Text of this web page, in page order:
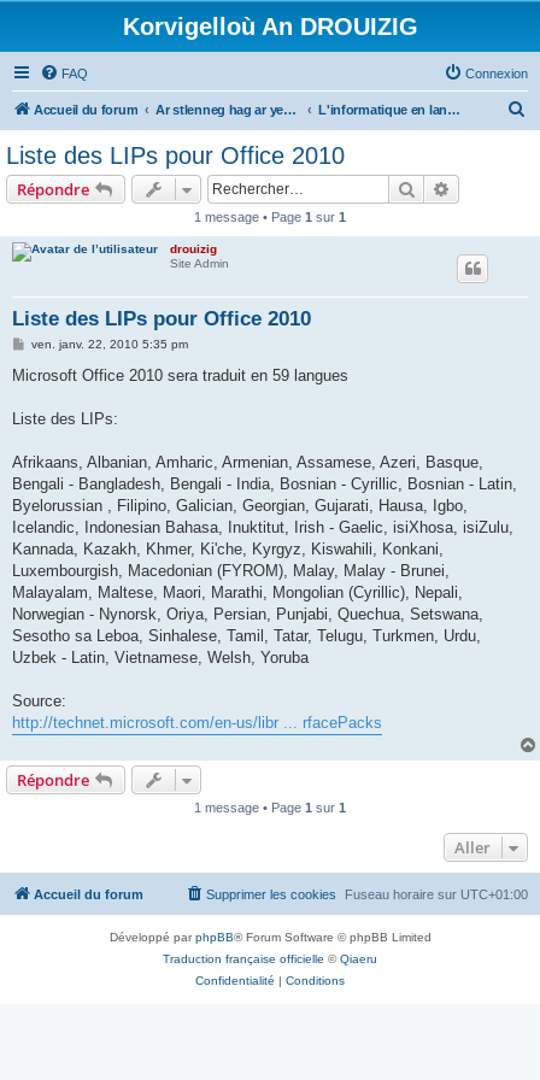
Korvigelloù An DROUIZIG
FAQ Connexion
Accueil du forum Ar stlenneg hag ar yezhoù bihan er bed a-bezh L'informatique en langues régionales et minoritaires
Liste des LIPs pour Office 2010
Répondre Rechercher
1 message • Page 1 sur 1
drouizig
Site Admin
Liste des LIPs pour Office 2010
M
s
g
ven. janv. 22, 2010 5:35 pm
Microsoft Office 2010 sera traduit en 59 langues
Liste des LIPs:
Afrikaans, Albanian, Amharic, Armenian, Assamese, Azeri, Basque,
Bengali - Bangladesh, Bengali - India, Bosnian - Cyrillic, Bosnian - Latin,
Byelorussian , Filipino, Galician, Georgian, Gujarati, Hausa, Igbo,
Icelandic, Indonesian Bahasa, Inuktitut, Irish - Gaelic, isiXhosa, isiZulu,
Kannada, Kazakh, Khmer, Ki'che, Kyrgyz, Kiswahili, Konkani,
Luxembourgish, Macedonian (FYROM), Malay, Malay - Brunei,
Malayalam, Maltese, Maori, Marathi, Mongolian (Cyrillic), Nepali,
Norwegian - Nynorsk, Oriya, Persian, Punjabi, Quechua, Setswana,
Sesotho sa Leboa, Sinhalese, Tamil, Tatar, Telugu, Turkmen, Urdu,
Uzbek - Latin, Vietnamese, Welsh, Yoruba
Source:
http://technet.microsoft.com/en-us/libr ... rfacePacks
Répondre
1 message • Page 1 sur 1
Aller
Accueil du forum Fuseau horaire sur UTC+01:00
Supprimer les cookies
Développé parphpBB® Forum Software © phpBB Limited
Traduction française officielle ©Qiaeru
Confidentialité | Conditions